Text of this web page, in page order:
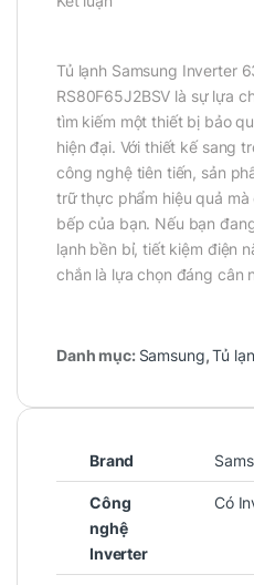
Tủ lạnh Samsung Inverter
RS80F65J2BSV là sự lựa
tìm kiếm một thiết bị bảo
hiện đại. Với thiết kế sang
công nghệ tiên tiến, sản
trữ thực phẩm hiệu quả
bếp của bạn. Nếu bạn
lạnh bền bỉ, tiết kiệm điện
chắn là lựa chọn đáng cân
Danh mục: Samsung,Tủ
Brand
Công
nghệ
Inverter
Có